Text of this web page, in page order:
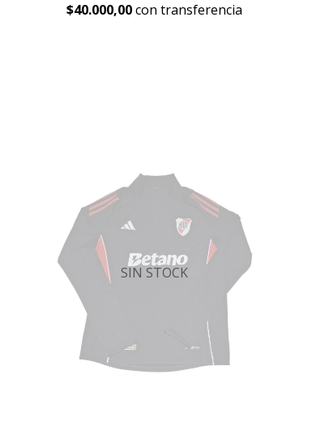
$40.000,00con transferencia
SIN STOCK